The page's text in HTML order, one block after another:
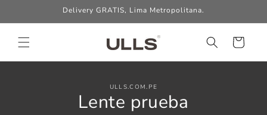
directamente
al contenido
Delivery GRATIS, Lima Metropolitana.
Carrito
ULLS.COM.PE
Lente prueba